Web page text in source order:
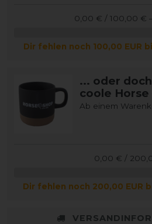
0,00 € / 100,00 € –
Dir fehlen noch 100,00 EUR
... oder
coole Horse
Ab einem
0,00 € /
Dir fehlen noch 200,00 EUR